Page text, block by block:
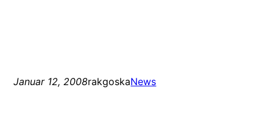
Januar 12, 2008rakgoskaNews